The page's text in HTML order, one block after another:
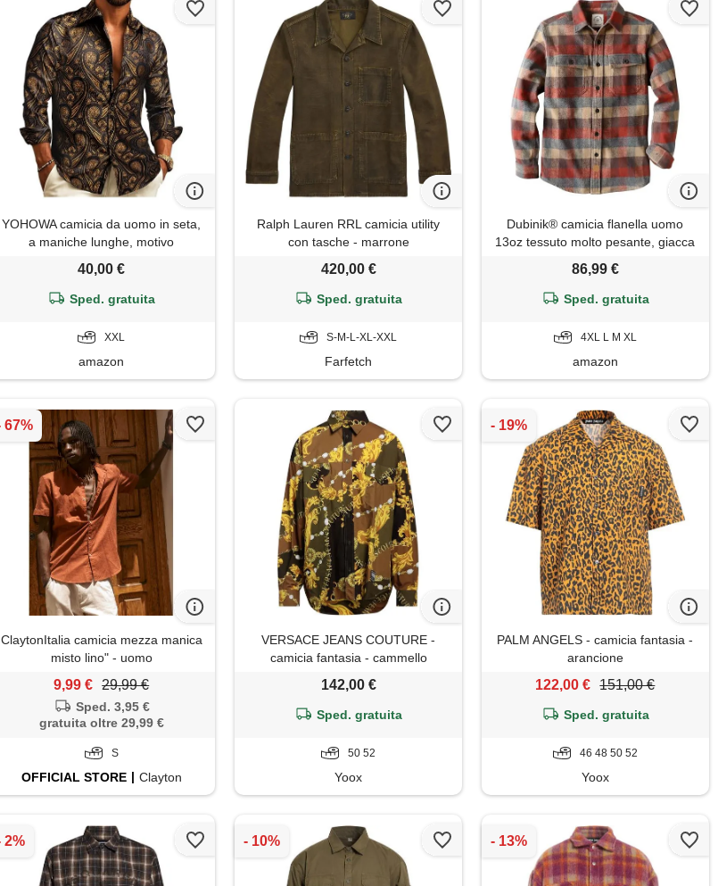
YOHOWA camicia da uomo in seta,
a maniche lunghe, motivo
cachemire, jacquard, con bottoni,
stile occidentale, per feste e balli,
nero oro, xxl
40,00 €
Sped. gratuita
XXL
amazon
Ralph Lauren RRL camicia utility
con tasche - marrone
420,00 €
Sped. gratuita
S-M-L-XL-XXL
Farfetch
Dubinik® camicia flanella uomo
13oz tessuto molto pesante, giacca
pesante maniche lunghe, casual
86,99 €
Sped. gratuita
4XL L M XL
amazon
ClaytonItalia camicia mezza manica
misto lino" - uomo
9,99 € 29,99 €
Sped. 3,95 €
gratuita oltre 29,99 €
S
OFFICIALSTORE Clayton
VERSACE JEANS COUTURE -
camicia fantasia - cammello
142,00 €
Sped. gratuita
50 52
Yoox
PALM ANGELS - camicia fantasia -
arancione
122,00 € 151,00 €
Sped. gratuita
46 48 50 52
Yoox